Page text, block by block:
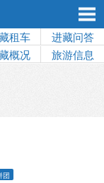
租车
进藏问答
概况 旅游信息
团